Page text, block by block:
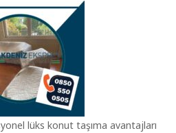
lüks konut taşıma avantajları